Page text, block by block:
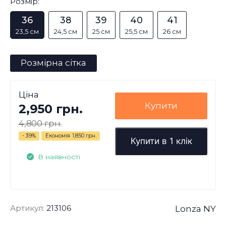
36
23,5 см
38
24,5 см
39
25 см
40
25,5 см
41
26 см
Розмірна сітка
Ціна
2,950 грн.
4,800 грн.
- 39% Економія 1,850 грн.
В наявності
Купити
Купити в 1 клік
Артикул: 213106 Lonza NY